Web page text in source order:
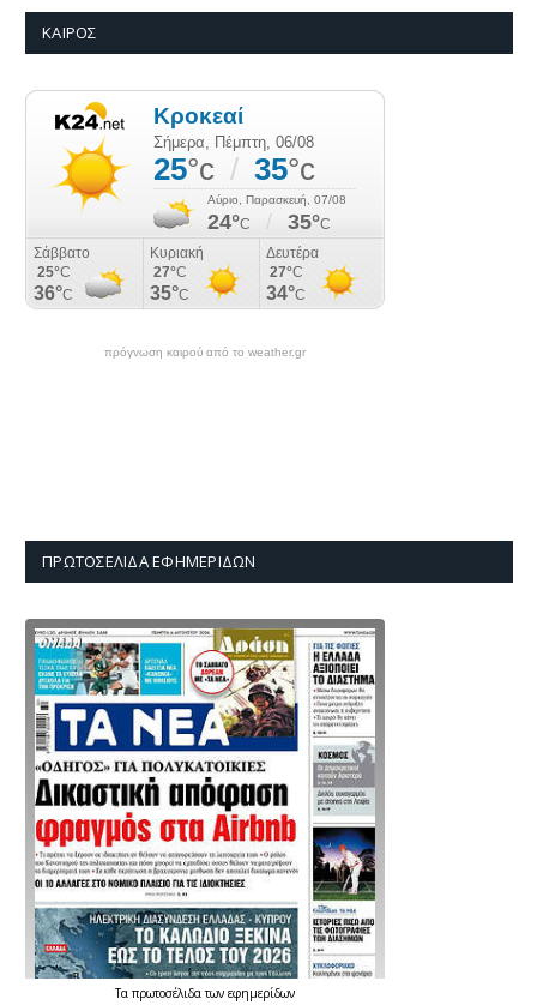
ΚΑΙΡΌΣ
πρόγνωση καιρού από το weather.gr
ΠΡΩΤΟΣΈΛΙΔΑ ΕΦΗΜΕΡΊΔΩΝ
Τα πρωτοσέλιδατων εφημερίδων